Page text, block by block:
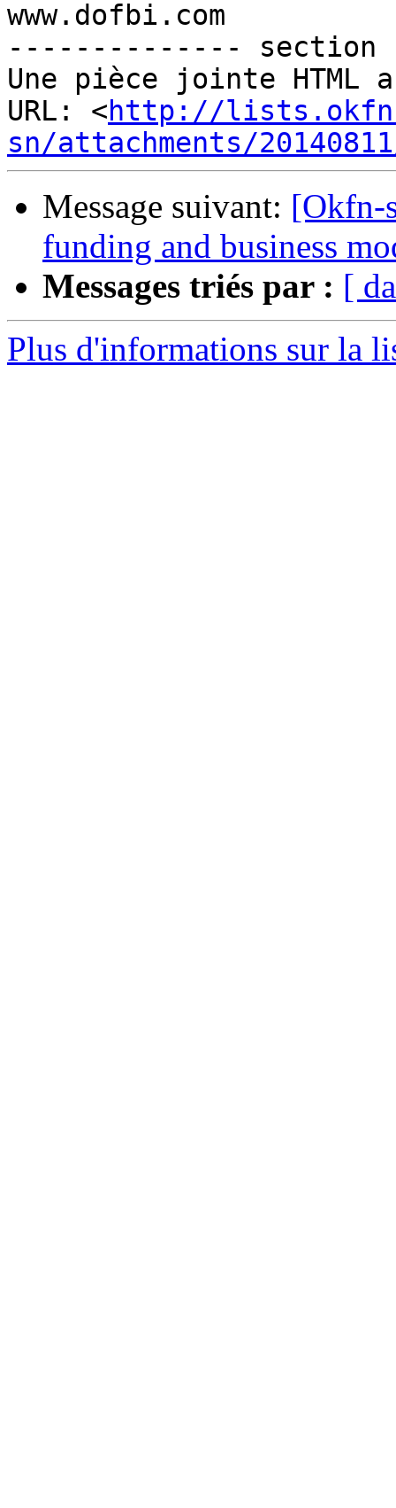
www.dofbi.com
-------------- section
Une pièce jointe
URL: <http://
sn/attachments/
Message suivant: [Okfn-
funding and business
Messages triés par : [
Plus d'informations sur la